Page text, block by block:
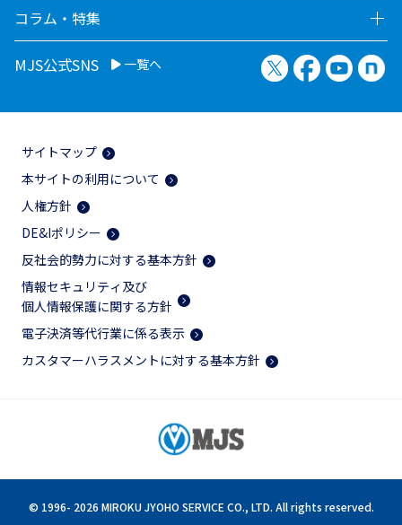
コラム・特集
MJS公式SNS 一覧へ X（旧Twitter）
Facebook
サイトマップ
本サイトの利用について
人権方針
DE&Iポリシー
反社会的勢力に対する基本方針
情報セキュリティ及び
個人情報保護に関する方針
電子決済等代行業に係る表示
カスタマーハラスメントに対する基本方針
© 1996- 2026 MIROKU JYOHO SERVICE CO., LTD. All rights reserved.